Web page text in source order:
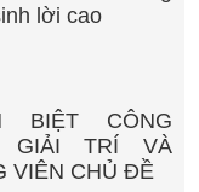
lời cao
BIỆT CÔNG
GIẢI TRÍ VÀ
VIÊN CHỦ ĐỀ